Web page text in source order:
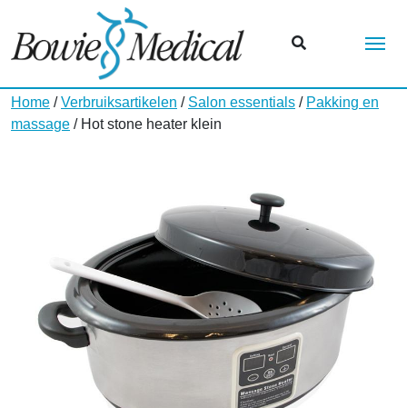
Home /Verbruiksartikelen / Salon essentials / Pakking en
massage / Hot stone heater klein